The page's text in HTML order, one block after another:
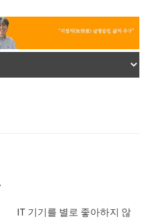
IT 기기를 별로 좋아하지 않